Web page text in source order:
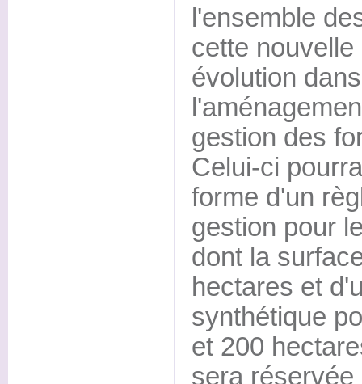
l'ensemble
cette
évolution
gestion des
Celui-ci
forme d'un
gestion pour
dont la
hectares et
synthétique
et 200
sera